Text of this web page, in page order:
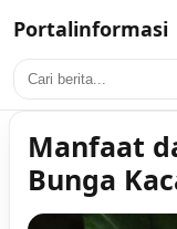
Portalinformasi
Manfaat
Bunga